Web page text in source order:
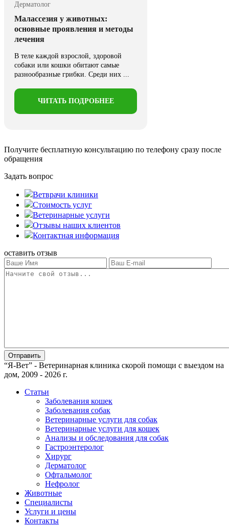
Дерматолог
Малассезия у животных:
основные проявления и методы
лечения
В теле каждой взрослой, здоровой
собаки или кошки обитают самые
разнообразные грибки. Среди них ...
ЧИТАТЬ ПОДРОБНЕЕ
Получите бесплатную консультацию по телефону сразу после
обращения
Задать вопрос
Ветврачи клиники
Стоимость услуг
Ветеринарные услуги
Отзывы наших клиентов
Контактная информация
оставить отзыв
“Я-Вет” - Ветеринарная клиника скорой помощи с выездом на
дом, 2009 - 2026 г.
Статьи
Заболевания кошек
Заболевания собак
Ветеринарные услуги для собак
Ветеринарные услуги для кошек
Анализы и обследования для собак
Гастроэнтеролог
Хирург
Дерматолог
Офтальмолог
Нефролог
Животные
Специалисты
Услуги и цены
Контакты